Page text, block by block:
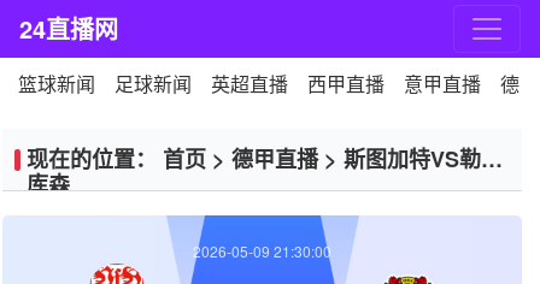
24直播网
篮球新闻 足球新闻 英超直播 西甲直播 意甲直播 德
现在的位置： 首页 > 德甲直播> 斯图加特VS勒沃
库森
2026-05-09 21:30:00